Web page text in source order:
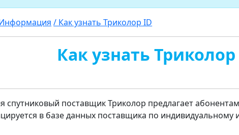
/ Как узнать Триколор ID
Как узнать Триколор
спутниковый поставщик Триколор предлагает
в базе данных поставщика по